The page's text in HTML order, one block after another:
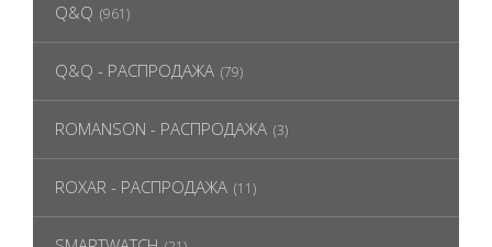
Q&Q (961)
Q&Q - РАСПРОДАЖА (79)
ROMANSON - РАСПРОДАЖА (3)
ROXAR - РАСПРОДАЖА (11)